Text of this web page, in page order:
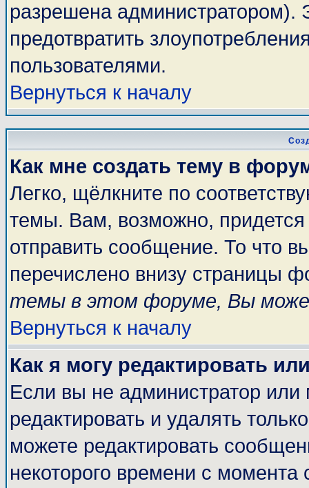
разрешена администратором).
предотвратить
пользователями.
Вернуться к началу
Как мне создать тему в
Легко, щёлкните по
темы. Вам, возможно, придется
отправить сообщение. То что
перечислено внизу страницы
темы в этом форуме, Вы
Вернуться к началу
Как я могу редактировать
Если вы не администратор
редактировать и удалять
можете редактировать
некоторого времени с